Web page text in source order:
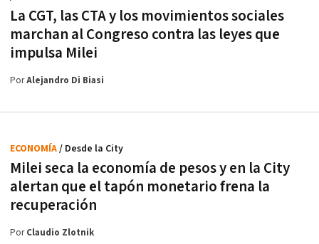
La CGT, las CTA y los movimientos sociales
marchan al Congreso contra las leyes que
impulsa Milei
PorAlejandro Di Biasi
Milei seca la economía de pesos y en la City
alertan que el tapón monetario frena la
recuperación
ECONOMÍA/ Desde la City
PorClaudio Zlotnik